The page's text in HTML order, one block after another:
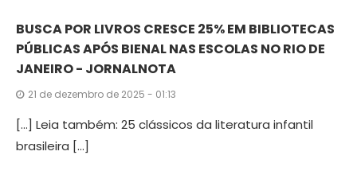
BUSCA POR LIVROS CRESCE 25% EM BIBLIOTECAS
PÚBLICAS APÓS BIENAL NAS ESCOLAS NO RIO DE
JANEIRO - JORNALNOTA
21 de dezembro de 2025 - 01:13
[…] Leia também: 25 clássicos da literatura infantil
brasileira […]